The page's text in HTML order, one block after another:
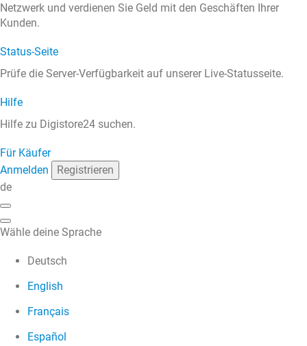
Netzwerk und verdienen Sie Geld mit den Geschäften Ihrer
Kunden.
Status-Seite
Prüfe die Server-Verfügbarkeit auf unserer Live-Statusseite.
Hilfe
Hilfe zu Digistore24 suchen.
Für Käufer
Anmelden
Registrieren
de
Wähle deine Sprache
Deutsch
English
Français
Español